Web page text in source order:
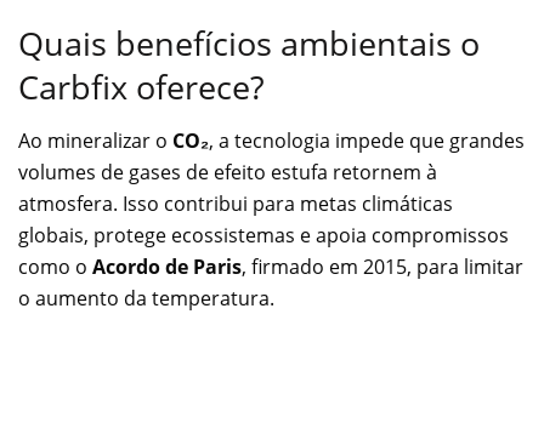
Quais benefícios ambientais o
Carbfix oferece?
Ao mineralizar o CO₂, a tecnologia impede que grandes
volumes de gases de efeito estufa retornem à
atmosfera. Isso contribui para metas climáticas
globais, protege ecossistemas e apoia compromissos
como o Acordo de Paris, firmado em 2015, para limitar
o aumento da temperatura.